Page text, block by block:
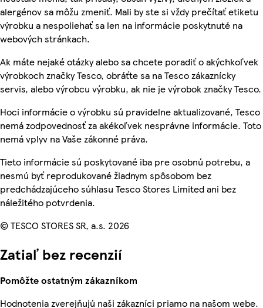
alergénov sa môžu zmeniť. Mali by ste si vždy prečítať etiketu
výrobku a nespoliehať sa len na informácie poskytnuté na
webových stránkach.
Ak máte nejaké otázky alebo sa chcete poradiť o akýchkoľvek
výrobkoch značky Tesco, obráťte sa na Tesco zákaznícky
servis, alebo výrobcu výrobku, ak nie je výrobok značky Tesco.
Hoci informácie o výrobku sú pravidelne aktualizované, Tesco
nemá zodpovednosť za akékoľvek nesprávne informácie. Toto
nemá vplyv na Vaše zákonné práva.
Tieto informácie sú poskytované iba pre osobnú potrebu, a
nesmú byť reprodukované žiadnym spôsobom bez
predchádzajúceho súhlasu Tesco Stores Limited ani bez
náležitého potvrdenia.
© TESCO STORES SR, a.s. 2026
Zatiaľ bez recenzií
Pomôžte ostatným zákazníkom
Hodnotenia zverejňujú naši zákazníci priamo na našom webe.